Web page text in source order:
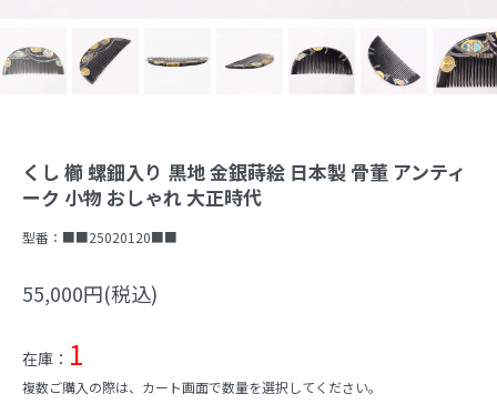
くし 櫛 螺鈿入り 黒地 金銀蒔絵 日本製 骨董 アンティ
ーク 小物 おしゃれ 大正時代
型番： ■■25020120■■
55,000円(税込)
在庫： 1
複数ご購入の際は、カート画面で数量を選択してください。